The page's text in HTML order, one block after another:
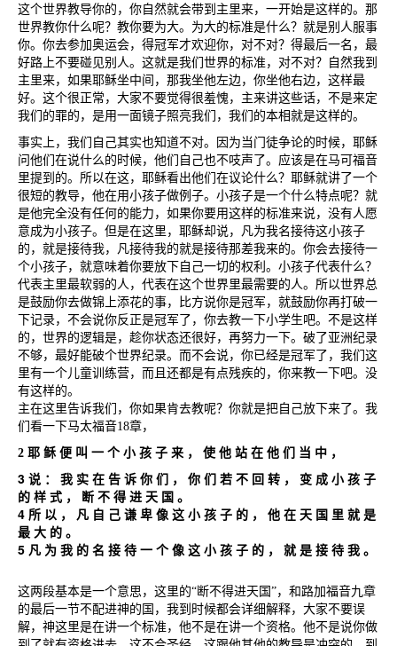
这个世界教导你的，你自然就会带到主里来，一开始是这样的。那
世界教你什么呢？教你要为大。为大的标准是什么？就是别人服事
你。你去参加奥运会，得冠军才欢迎你，对不对？得最后一名，最
好路上不要碰见别人。这就是我们世界的标准，对不对？自然我到
主里来，如果耶稣坐中间，那我坐他左边，你坐他右边，这样最
好。这个很正常，大家不要觉得很羞愧，主来讲这些话，不是来定
我们的罪的，是用一面镜子照亮我们，我们的本相就是这样的。
事实上，我们自己其实也知道不对。因为当门徒争论的时候，耶稣
问他们在说什么的时候，他们自己也不吱声了。应该是在马可福音
里提到的。所以在这，耶稣看出他们在议论什么？耶稣就讲了一个
很短的教导，他在用小孩子做例子。小孩子是一个什么特点呢？就
是他完全没有任何的能力，如果你要用这样的标准来说，没有人愿
意成为小孩子。但是在这里，耶稣却说，凡为我名接待这小孩子
的，就是接待我，凡接待我的就是接待那差我来的。你会去接待一
个小孩子，就意味着你要放下自己一切的权利。小孩子代表什么？
代表主里最软弱的人，代表在这个世界里最需要的人。所以世界总
是鼓励你去做锦上添花的事，比方说你是冠军，就鼓励你再打破一
下记录，不会说你反正是冠军了，你去教一下小学生吧。不是这样
的，世界的逻辑是，趁你状态还很好，再努力一下。破了亚洲纪录
不够，最好能破个世界纪录。而不会说，你已经是冠军了，我们这
里有一个儿童训练营，而且还都是有点残疾的，你来教一下吧。没
有这样的。
主在这里告诉我们，你如果肯去教呢？你就是把自己放下来了。我
们看一下马太福音18章，
2 耶 稣 便 叫 一 个 小 孩 子 来 ， 使 他 站 在 他 们 当 中 ，
3 说 ： 我 实 在 告 诉 你 们 ， 你 们 若 不 回 转 ， 变 成 小 孩 子
的 样 式 ， 断 不 得 进 天 国 。
4 所 以 ， 凡 自 己 谦 卑 像 这 小 孩 子 的 ， 他 在 天 国 里 就 是
最 大 的 。
5 凡 为 我 的 名 接 待 一 个 像 这 小 孩 子 的 ， 就 是 接 待 我 。
这两段基本是一个意思，这里的“断不得进天国 ”，和路加福音九章
的最后一节不配进神的国，我到时候都会详细解释，大家不要误
解，神这里是在讲一个标准，他不是在讲一个资格。他不是说你做